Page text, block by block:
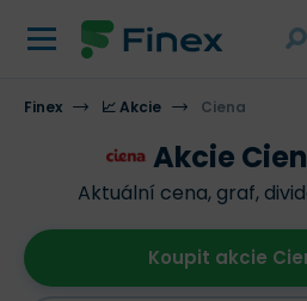
Finex 📈 Akcie Ciena
Akcie
Aktuální cena, graf,
Koupit akcie